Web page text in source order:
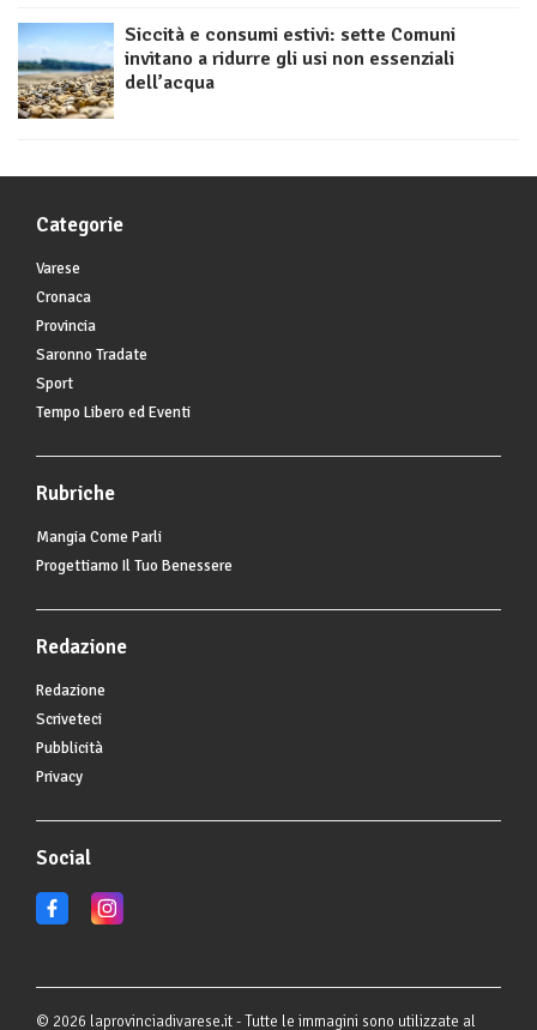
Siccità e consumi estivi: sette Comuni
invitano a ridurre gli usi non essenziali
dell’acqua
Categorie
Varese
Cronaca
Provincia
Saronno Tradate
Sport
Tempo Libero ed Eventi
Rubriche
Mangia Come Parli
Progettiamo Il Tuo Benessere
Redazione
Redazione
Scriveteci
Pubblicità
Privacy
Social
© 2026 laprovinciadivarese.it - Tutte le immagini sono utilizzate al